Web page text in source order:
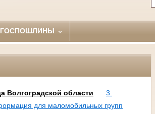
ГОСПОШЛИНЫ
Волгоградской области
3.
для маломобильных групп